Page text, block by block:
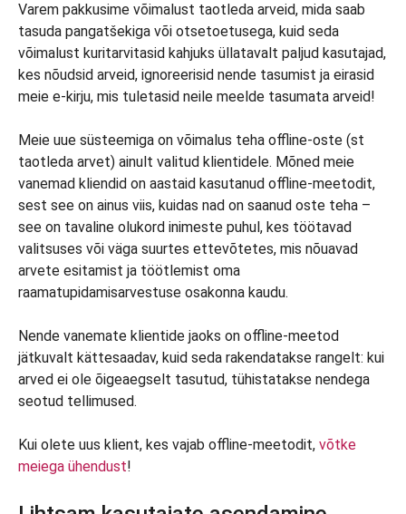
Varem pakkusime võimalust taotleda arveid, mida saab
tasuda pangatšekiga või otsetoetusega, kuid seda
võimalust kuritarvitasid kahjuks üllatavalt paljud kasutajad,
kes nõudsid arveid, ignoreerisid nende tasumist ja eirasid
meie e-kirju, mis tuletasid neile meelde tasumata arveid!
Meie uue süsteemiga on võimalus teha offline-oste (st
taotleda arvet) ainult valitud klientidele. Mõned meie
vanemad kliendid on aastaid kasutanud offline-meetodit,
sest see on ainus viis, kuidas nad on saanud oste teha –
see on tavaline olukord inimeste puhul, kes töötavad
valitsuses või väga suurtes ettevõtetes, mis nõuavad
arvete esitamist ja töötlemist oma
raamatupidamisarvestuse osakonna kaudu.
Nende vanemate klientide jaoks on offline-meetod
jätkuvalt kättesaadav, kuid seda rakendatakse rangelt: kui
arved ei ole õigeaegselt tasutud, tühistatakse nendega
seotud tellimused.
Kui olete uus klient, kes vajab offline-meetodit, võtke
meiega ühendust!